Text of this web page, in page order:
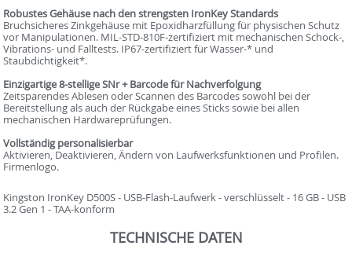
Robustes Gehäuse nach den strengsten IronKey Standards
Bruchsicheres Zinkgehäuse mit Epoxidharzfüllung für physischen Schutz
vor Manipulationen. MIL-STD-810F-zertifiziert mit mechanischen Schock-,
Vibrations- und Falltests. IP67-zertifiziert für Wasser-* und
Staubdichtigkeit*.
Einzigartige 8-stellige SNr + Barcode für Nachverfolgung
Zeitsparendes Ablesen oder Scannen des Barcodes sowohl bei der
Bereitstellung als auch der Rückgabe eines Sticks sowie bei allen
mechanischen Hardwareprüfungen.
Vollständig personalisierbar
Aktivieren, Deaktivieren, Ändern von Laufwerksfunktionen und Profilen.
Firmenlogo.
Kingston IronKey D500S - USB-Flash-Laufwerk - verschlüsselt - 16 GB - USB
3.2 Gen 1 - TAA-konform
TECHNISCHE DATEN